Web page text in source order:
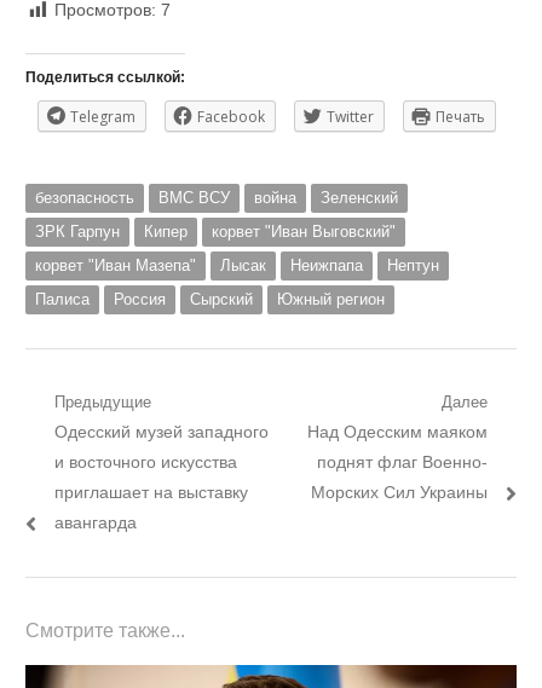
Просмотров: 7
Поделиться ссылкой:
Telegram Facebook Twitter Печать
безопасность ВМС ВСУ война
Зеленский
ЗРК Гарпун
Кипер
корвет "Иван Выговский"
корвет "Иван Мазепа"
Лысак Неижпапа
Нептун
Палиса
Россия Сырский Южный регион
Навигация
записям
Предыдущие
Предыдущий
пост:
Одесский музей западного
и восточного искусства
приглашает на выставку
авангарда
Далее
Следующий
пост:
Над Одесским маяком
поднят флаг Военно-
Морских Сил Украины
Смотрите также...